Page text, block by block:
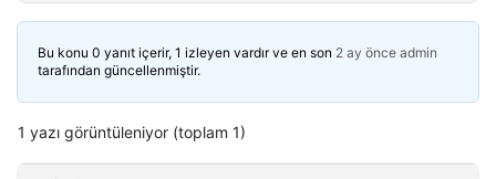
Bu konu 0 yanıt içerir, 1 izleyen vardır ve en son 2 ay önce admin
tarafından güncellenmiştir.
1 yazı görüntüleniyor (toplam 1)